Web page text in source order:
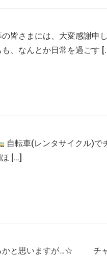
皆さまには、大変感謝申
、なんとか日常を過ごす
自転車(レンタサイクル)で
[…]
るかと思いますが…☆ チ